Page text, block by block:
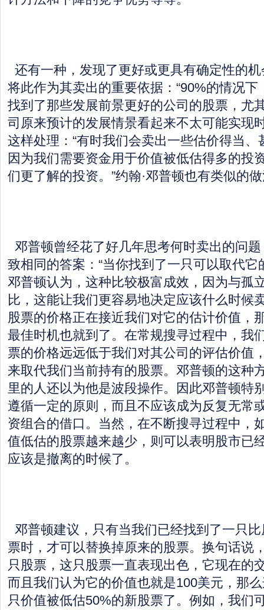
还有一种，发现了更好或更具有确定性的
将此作为其卖出的重要依据：“90%的情况
找到了那些发展前景更好的公司的股票，尤
司原来预计的发展情景看起来不太可能实现
这样处理：“有时我们会卖出一些估价得当
因为我们需要资金用于价值被低估得多的投
们更了解的投资。”约翰·邓普顿也有类似的
邓普顿曾经花了好几年思考何时卖出的问
致相同的答案：“当你找到了一只可以取代它
邓普顿认为，这种比较极富成效，因为与孤
比，这能让我们更容易地决定应该什么时候
股票的价格正在接近我们对它的估计价值，
最佳时机也就到了。在常规搜寻过程中，我
票的价格远远低于我们对其公司的评估价值
来取代我们当前持有的股票。邓普顿的这种
里的人还以为他是波段操作。因此邓普顿特
遵循一定的原则，而且不应该成为反复无常
资组合的借口。当然，在不断搜寻过程中，
值低估的股票越来越少，则可以表明股市已
应该是撤离的时候了。
邓普顿建议，只有当我们已经找到了一只
票时，才可以替换掉原来的股票。换句话说
只股票，这只股票一直表现出色，它现在的
而且我们认为它的价值也就是100美元，那
只价值被低估50%的新股票了。例如，我们